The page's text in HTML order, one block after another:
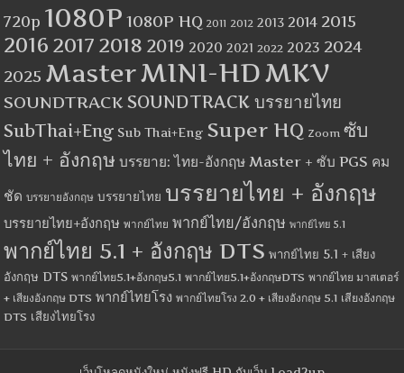
720p 1080P 1080P HQ 2011 2012 2013 2014 2015
2016 2017 2018 2019 2020 2021 2022 2023 2024
2025 MasterMINI-HDMKV
SOUNDTRACK SOUNDTRACK บรรยายไทย
SubThai+Eng Sub Thai+Eng Super HQ Zoom ซับ
ไทย + อังกฤษ บรรยาย: ไทย-อังกฤษ Master + ซับ PGS คม
ชัด บรรยายอังกฤษ บรรยายไทย บรรยายไทย + อังกฤษ
บรรยายไทย+อังกฤษ พากย์ไทย พากย์ไทย/อังกฤษ พากย์ไทย 5.1
พากย์ไทย 5.1 + อังกฤษ DTS พากย์ไทย 5.1 + เสียง
อังกฤษ DTS พากย์ไทย5.1+อังกฤษ5.1 พากย์ไทย5.1+อังกฤษDTS พากย์ไทย มาสเตอร์
+ เสียงอังกฤษ DTS พากย์ไทยโรง พากย์ไทยโรง 2.0 + เสียงอังกฤษ 5.1 เสียงอังกฤษ
DTS เสียงไทยโรง